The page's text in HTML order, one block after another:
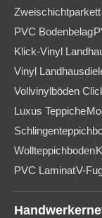
Zweischichtparkett
PVC Bodenbelag
Klick-Vinyl
Vinyl
Vollvinylböden
Luxus Teppiche
Wollteppichboden
PVC LaminatV-